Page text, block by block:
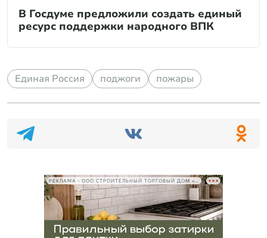
В Госдуме предложили создать единый
ресурс поддержки народного ВПК
Единая Россия поджоги пожары
РЕКЛАМА • ООО СТРОИТЕЛЬНЫЙ ТОРГОВЫЙ ДОМ «ПЕТРОВИЧ», ИНН 7802348846